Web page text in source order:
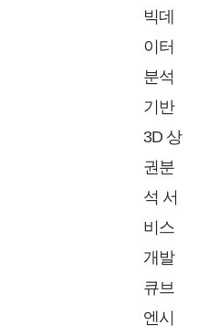
빅데
이터
분석
기반
3D 상
권분
석 서
비스
개발
큐브
엔시